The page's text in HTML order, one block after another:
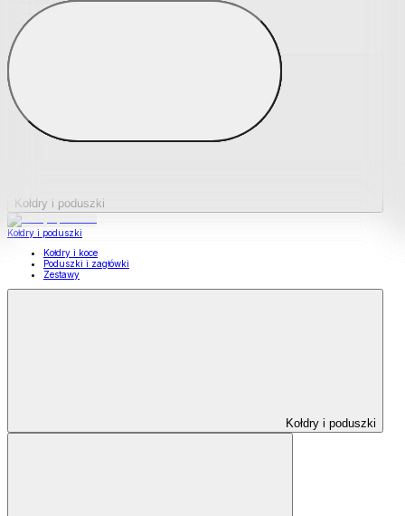
Podkładki na materace
Materace nawierzchniowe
Kołdry i poduszki
Kołdry i poduszki
Kołdry i koce
Poduszki i zagłówki
Zestawy
Kołdry i poduszki